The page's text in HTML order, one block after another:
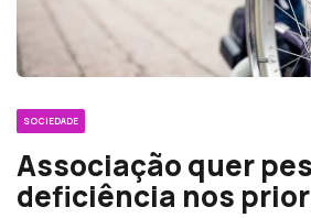
SOCIEDADE
Associação quer
deficiência nos